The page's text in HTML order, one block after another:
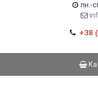
пн.-
+38